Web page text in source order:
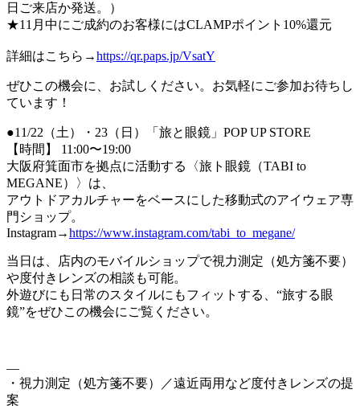
日ご来店か発送。）
★11月中にご成約のお客様にはCLAMPポイント10%還元
詳細はこちら→https://qr.paps.jp/VsatY
ぜひこの機会に、お試しください。お気軽にご参加お待ちし
ています！
●11/22（土）・23（日）「旅と眼鏡」POP UP STORE
【時間】 11:00〜19:00
大阪府箕面市を拠点に活動する〈旅ト眼鏡（TABI to
MEGANE）〉は、
アウトドアカルチャーをベースにした移動式のアイウェア専
門ショップ。
Instagram→https://www.instagram.com/tabi_to_megane/
当日は、店内のモバイルショップで視力測定（処方箋不要）
や度付きレンズの相談も可能。
外遊びにも日常のスタイルにもフィットする、“旅する眼
鏡”をぜひこの機会にご覧ください。
—
・視力測定（処方箋不要）／遠近両用など度付きレンズの提
案